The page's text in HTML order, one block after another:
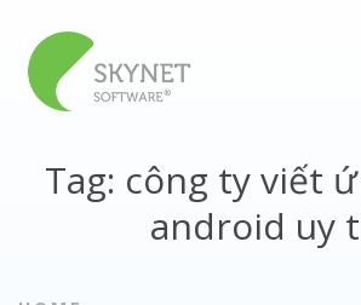
Tag: công ty viết
android uy